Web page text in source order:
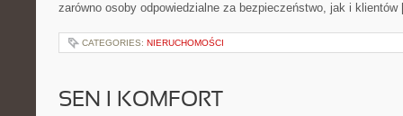
zarówno osoby odpowiedzialne za bezpieczeństwo, jak i
CATEGORIES: NIERUCHOMOŚCI
SEN I KOMFORT